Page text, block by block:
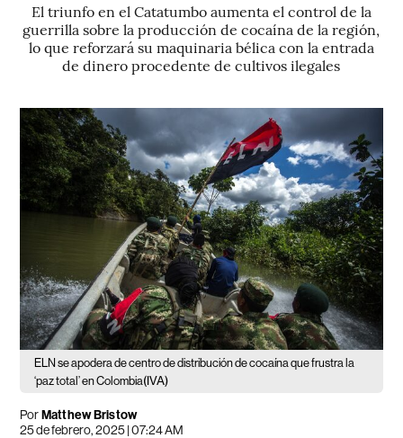
El triunfo en el Catatumbo aumenta el control de la
guerrilla sobre la producción de cocaína de la región,
lo que reforzará su maquinaria bélica con la entrada
de dinero procedente de cultivos ilegales
ELN se apodera de centro de distribución de cocaína que frustra la
‘paz total’ en Colombia(IVA)
PorMatthew Bristow
25 de febrero, 2025 | 07:24 AM